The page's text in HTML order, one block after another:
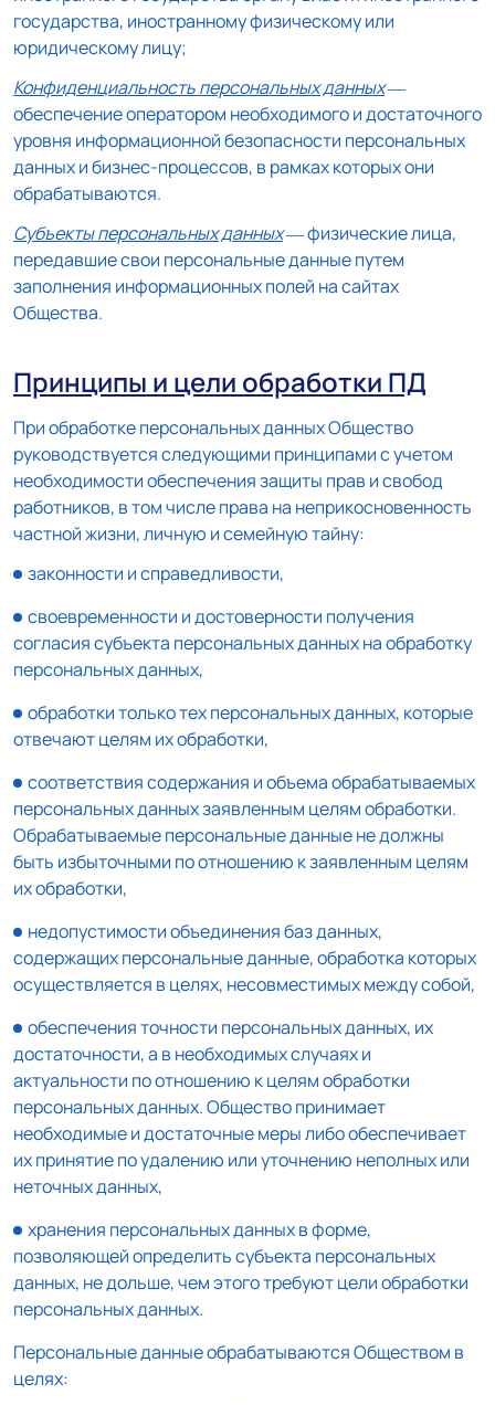
государства, иностранному физическому или
юридическому лицу;
Конфиденциальность персональных данных—
обеспечение оператором необходимого и достаточного
уровня информационной безопасности персональных
данных и бизнес-процессов, в рамках которых они
обрабатываются.
Субъекты персональных данных— физические лица,
передавшие свои персональные данные путем
заполнения информационных полей на сайтах
Общества.
Принципы и цели обработки ПД
При обработке персональных данных Общество
руководствуется следующими принципами с учетом
необходимости обеспечения защиты прав и свобод
работников, в том числе права на неприкосновенность
частной жизни, личную и семейную тайну:
законности и справедливости,
своевременности и достоверности получения
согласия субъекта персональных данных на обработку
персональных данных,
обработки только тех персональных данных, которые
отвечают целям их обработки,
соответствия содержания и объема обрабатываемых
персональных данных заявленным целям обработки.
Обрабатываемые персональные данные не должны
быть избыточными по отношению к заявленным целям
их обработки,
недопустимости объединения баз данных,
содержащих персональные данные, обработка которых
осуществляется в целях, несовместимых между собой,
обеспечения точности персональных данных, их
достаточности, а в необходимых случаях и
актуальности по отношению к целям обработки
персональных данных. Общество принимает
необходимые и достаточные меры либо обеспечивает
их принятие по удалению или уточнению неполных или
неточных данных,
хранения персональных данных в форме,
позволяющей определить субъекта персональных
данных, не дольше, чем этого требуют цели обработки
персональных данных.
Персональные данные обрабатываются Обществом в
целях: